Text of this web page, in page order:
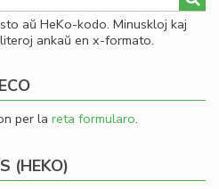
aŭ HeKo-kodo. Minuskloj kaj
ankaŭ en x-formato.
per la reta formularo.
(HEKO)